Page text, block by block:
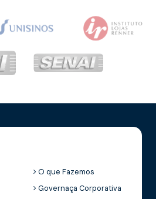
O que Fazemos
Governaça Corporativa